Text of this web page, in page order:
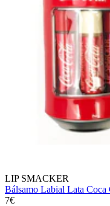
LIP SMACKER
Bálsamo Labial Lata
7€